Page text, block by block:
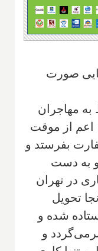
صورت
به مهاجران
اعم از موقت
بفرستد و
و به دست
در تهران
تحویل‌
شده و
و